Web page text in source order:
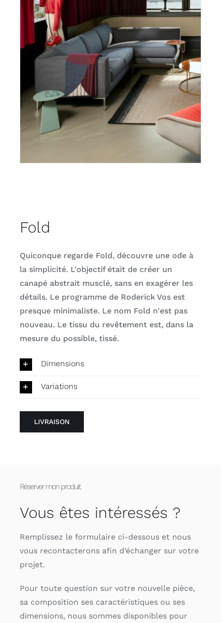
Fold
Quiconque regarde Fold, découvre une ode à
la simplicité. L'objectif était de créer un
canapé abstrait musclé, sans en exagérer les
détails. Le programme de Roderick Vos est
presque minimaliste. Le nom Fold n'est pas
nouveau. Le tissu du revêtement est, dans la
mesure du possible, tissé.
Dimensions
Variations
LIVRAISON
Réserver mon produit
Vous êtes intéressés ?
Remplissez le formulaire ci-dessous et nous
vous recontacterons afin d’échanger sur votre
projet.
Pour toute question sur votre nouvelle pièce,
sa composition ses caractéristiques ou ses
dimensions, nous sommes disponibles pour